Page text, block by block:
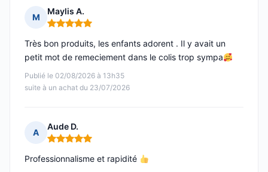
M
Maylis A.
Note : 5 sur 5
Publié le 02/08/2026 à 13h35
suite à un achat du 23/07/2026
Très bon produits, les enfants adorent . Il y avait un
petit mot de remeciement dans le colis trop sympa
A
Aude D.
Note : 5 sur 5
Professionnalisme et rapidité